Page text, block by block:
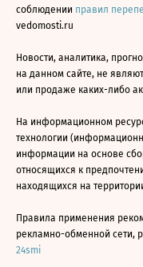
соблюдении правил
vedomosti.ru
Новости, аналитика,
на данном сайте, не
или продаже каких-либо
На информационном
технологии
информации на основе
относящихся к
находящихся на
Правила применения
рекламно-обменной сети,
24smi